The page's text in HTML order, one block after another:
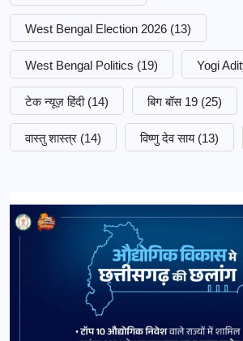
West Bengal Election 2026 (13)
West Bengal Politics (19) Yogi
टेक न्यूज़ हिंदी (14) बिग बॉस 19 (25)
वास्तु शास्त्र (14) विष्णु देव साय (13)